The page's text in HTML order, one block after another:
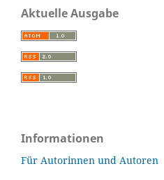
Aktuelle Ausgabe
Informationen
Für Autorinnen und Autoren